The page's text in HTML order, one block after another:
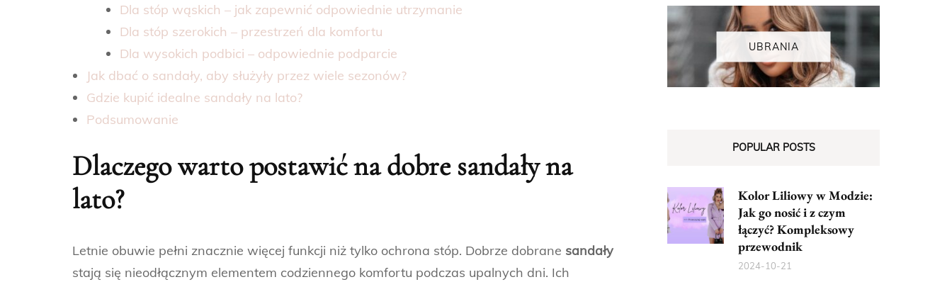
Dla stóp wąskich – jak zapewnić odpowiednie utrzymanie
Dla stóp szerokich – przestrzeń dla komfortu
Dla wysokich podbici – odpowiednie podparcie
Jak dbać o sandały, aby służyły przez wiele sezonów?
Gdzie kupić idealne sandały na lato?
Podsumowanie
Dlaczego warto postawić na dobre sandałyna
lato?
Letnie obuwie pełni znacznie więcej funkcji niż tylko ochrona stóp. Dobrze dobrane sandały
stają się nieodłącznym elementem codziennego komfortu podczas upalnych dni. Ich
UBRANIA
POPULAR POSTS
Kolor Liliowy w Modzie:
Jak go nosić i z czym
łączyć? Kompleksowy
przewodnik
2024-10-21